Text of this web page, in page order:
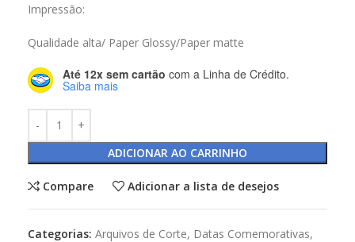
Impressão:
Qualidade alta/ Paper Glossy/Paper matte
Até 12x sem cartão com a Linha de Crédito.
Saiba mais
ADICIONAR AO CARRINHO
Compare Adicionar a lista de desejos
Categorias: Arquivos de Corte, Datas Comemorativas,